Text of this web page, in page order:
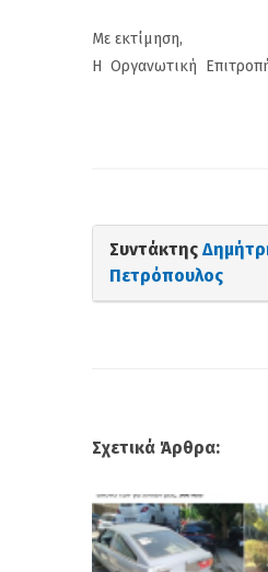
Με εκτίμηση,
Η Οργανωτική
Συντάκτης
Πετρόπουλος
Σχετικά Άρθρα: